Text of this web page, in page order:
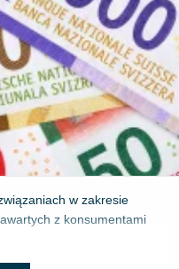
w zakresie
z konsumentami